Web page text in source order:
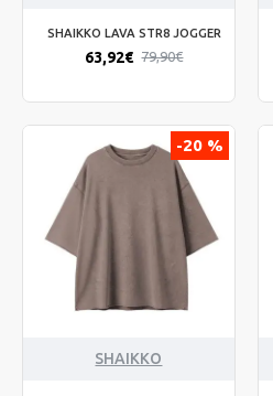
SHAIKKO LAVA STR8 JOGGER
63,92€ 79,90€
-20 %
SHAIKKO